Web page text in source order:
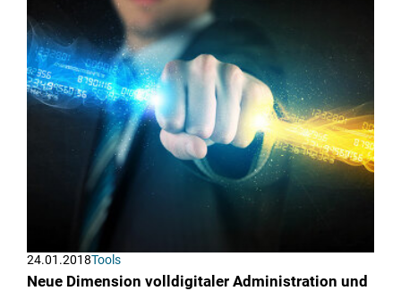
24.01.2018Tools
Neue Dimension volldigitaler Administration und